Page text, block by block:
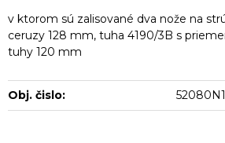
v ktorom sú zalisované dva nože na
ceruzy 128 mm, tuha 4190/3B s
tuhy 120 mm
Obj. čislo: